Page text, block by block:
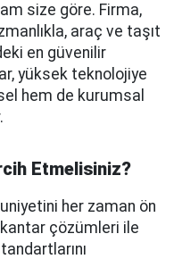
size göre. Firma,
araç ve taşıt
en güvenilir
yüksek teknolojiye
hem de kurumsal
Etmelisiniz?
her zaman ön
çözümleri ile